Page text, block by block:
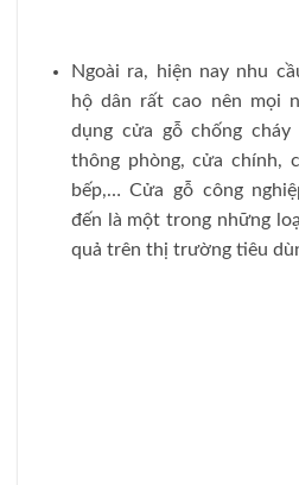
Ngoài ra, hiện nay nhu
hộ dân rất cao nên mọi
dụng cửa gỗ chống
thông phòng, cửa chính,
bếp,… Cửa gỗ công
đến là một trong những
quả trên thị trường tiêu